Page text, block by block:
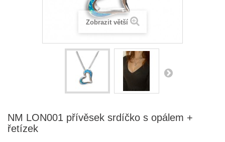
Zobrazit větší
NM LON001 přívěsek srdíčko s opálem +
řetízek